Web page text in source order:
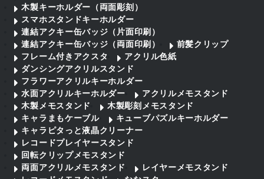
木製キーホルダー（両面彫刻）
スマホスタンドキーホルダー
連結アクキー缶バッジ（片面印刷）
連結アクキー缶バッジ（両面印刷）
前髪クリップ
フレーム付きアクスタ
アクリル色紙
ダンシングアクリルスタンド
フラワーアクリルキーホルダー
水面アクリルキーホルダー
アクリルメモスタンド
木製メモスタンド
木製彫刻メモスタンド
キャラまもケーブル
キューブパズルキーホルダー
キャラピタっと液晶クリーナー
レコードプレイヤースタンド
回転クリップメモスタンド
両面アクリルメモスタンド
レイヤーメモスタンド